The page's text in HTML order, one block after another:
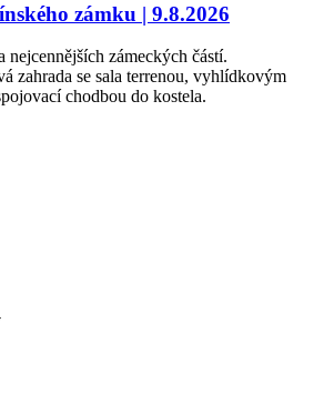
zámku | 9.8.2026
zámeckých částí.
zahrada se sala terrenou, vyhlídkovým
chodbou do kostela.